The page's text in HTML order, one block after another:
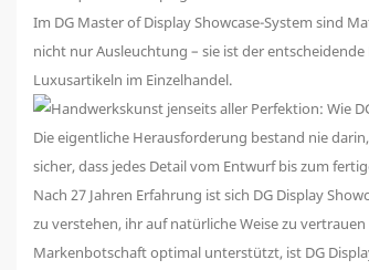
Im DG Master of Display Showcase-System sind
nicht nur Ausleuchtung – sie ist der
Luxusartikeln im Einzelhandel.
Die eigentliche Herausforderung bestand nie
sicher, dass jedes Detail vom Entwurf bis zum
Nach 27 Jahren Erfahrung ist sich DG Display
zu verstehen, ihr auf natürliche Weise zu
Markenbotschaft optimal unterstützt, ist DG